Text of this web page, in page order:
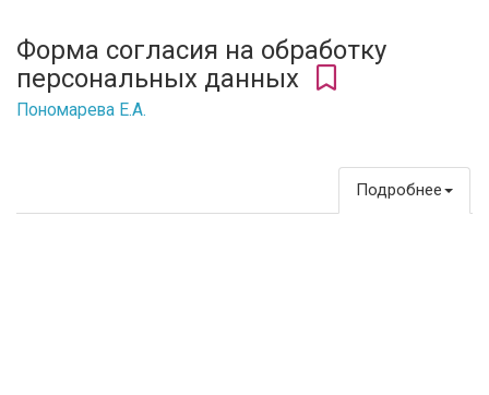
Форма согласия на обработку
персональных данных
Пономарева Е.А.
Подробнее